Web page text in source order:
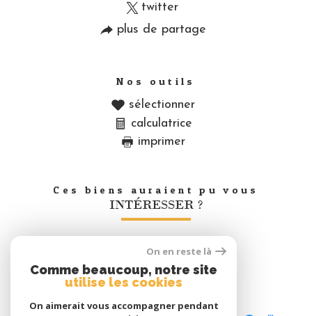
twitter
plus de partage
Nos outils
sélectionner
calculatrice
imprimer
Ces biens auraient pu vous
INTÉRESSER ?
Nous
adhérons
On en reste là
Comme beaucoup, notre site
utilise les cookies
On aimerait vous accompagner pendant